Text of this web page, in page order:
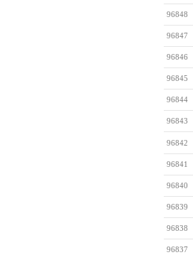
96848
96847
96846
96845
96844
96843
96842
96841
96840
96839
96838
96837